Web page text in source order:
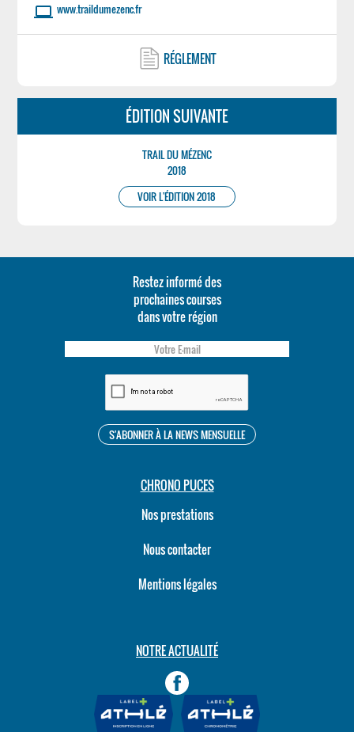
laptop www.traildumezenc.fr
RÉGLEMENT
ÉDITION SUIVANTE
TRAIL DU MÉZENC
2018
VOIR L'ÉDITION 2018
Restez informé des
prochaines courses
dans votre région
CHRONO PUCES
Nos prestations
Nous contacter
Mentions légales
NOTRE ACTUALITÉ